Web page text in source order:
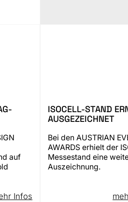
auf
Infos
ISOCELL-STAND
AUSGEZEICHNET
Bei den AUSTRIAN
AWARDS erhielt der
Messestand eine
Auszeichnung.